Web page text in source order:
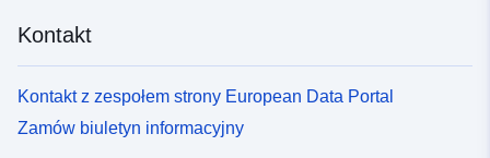
Kontakt
Kontakt z zespołem strony European Data Portal
Zamów biuletyn informacyjny